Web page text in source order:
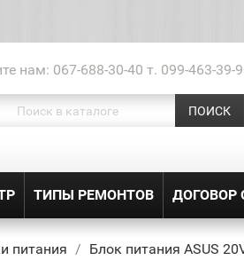
нам: 067-688-30-40 т. 099-463-39-
ПОИСК
ТИПЫ РЕМОНТОВ ДОГОВОР
питания
Блок питания ASUS